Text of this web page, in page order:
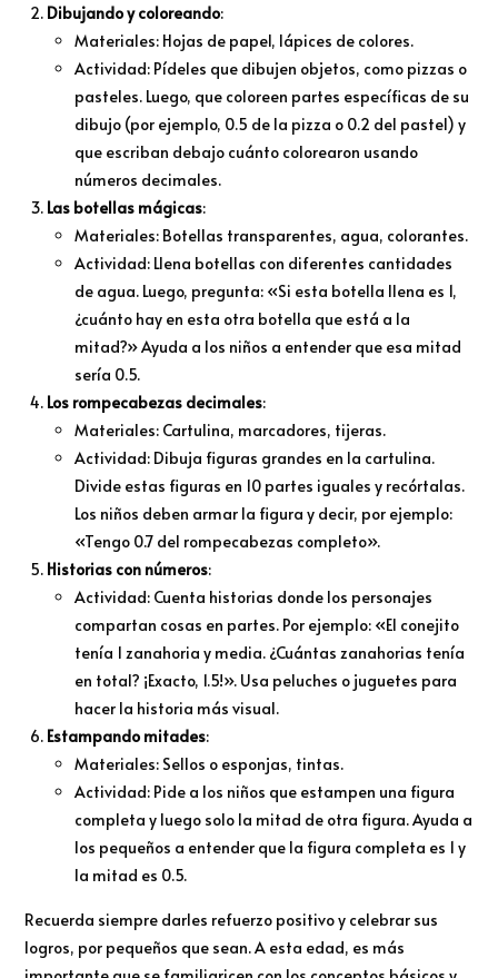
Dibujando y coloreando:
Materiales: Hojas de papel, lápices de colores.
Actividad: Pídeles que dibujen objetos, como pizzas o
pasteles. Luego, que coloreen partes específicas de su
dibujo (por ejemplo, 0.5 de la pizza o 0.2 del pastel) y
que escriban debajo cuánto colorearon usando
números decimales.
Las botellas mágicas:
Materiales: Botellas transparentes, agua, colorantes.
Actividad: Llena botellas con diferentes cantidades
de agua. Luego, pregunta: «Si esta botella llena es 1,
¿cuánto hay en esta otra botella que está a la
mitad?» Ayuda a los niños a entender que esa mitad
sería 0.5.
Los rompecabezas decimales:
Materiales: Cartulina, marcadores, tijeras.
Actividad: Dibuja figuras grandes en la cartulina.
Divide estas figuras en 10 partes iguales y recórtalas.
Los niños deben armar la figura y decir, por ejemplo:
«Tengo 0.7 del rompecabezas completo».
Historias con números:
Actividad: Cuenta historias donde los personajes
compartan cosas en partes. Por ejemplo: «El conejito
tenía 1 zanahoria y media. ¿Cuántas zanahorias tenía
en total? ¡Exacto, 1.5!». Usa peluches o juguetes para
hacer la historia más visual.
Estampando mitades:
Materiales: Sellos o esponjas, tintas.
Actividad: Pide a los niños que estampen una figura
completa y luego solo la mitad de otra figura. Ayuda a
los pequeños a entender que la figura completa es 1 y
la mitad es 0.5.
Recuerda siempre darles refuerzo positivo y celebrar sus
logros, por pequeños que sean. A esta edad, es más